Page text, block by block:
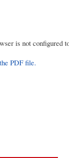
is not configured
PDF file.